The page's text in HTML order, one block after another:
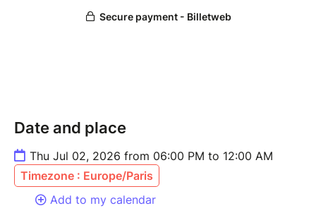
Date and place
Thu Jul 02, 2026 from 06:00 PM to 12:00 AM
Timezone : Europe/Paris
Add to my calendar